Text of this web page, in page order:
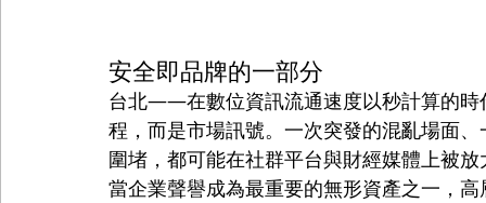
安全即品牌的一部分
台北——在數位資訊流通速度以秒計算的時
程，而是市場訊號。一次突發的混亂場面
圍堵，都可能在社群平台與財經媒體上被
當企業聲譽成為最重要的無形資產之一，